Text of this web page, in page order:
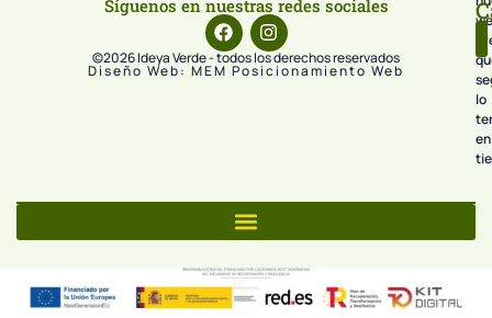
Síguenos en nuestras redes sociales
©2026 Ideya Verde - todos los derechos reservados
Diseño Web: MEM Posicionamiento Web
lo
en